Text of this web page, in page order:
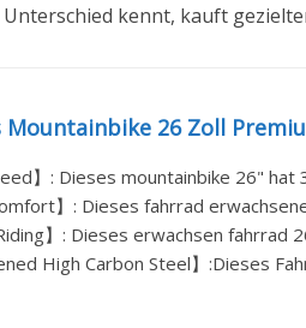
kennt, kauft
Mountainbike 26 Zoll
】: Dieses mountainbike 26"
】: Dieses fahrrad
Riding】: Dieses erwachsen
High Carbon Steel】:Dieses